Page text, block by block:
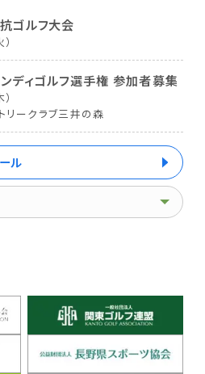
ゴルフ大会
ディゴルフ選手権 参加者募集
リークラブ三井の森
ル